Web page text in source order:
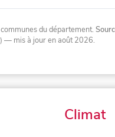
du département.
— mis à jour en août 2026.
Climat